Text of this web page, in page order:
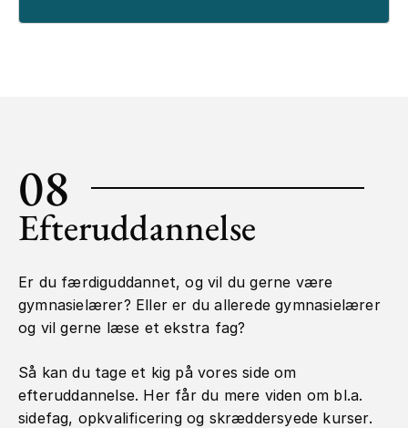
08
Efteruddannelse
Er du færdiguddannet, og vil du gerne være
gymnasielærer? Eller er du allerede gymnasielærer
og vil gerne læse et ekstra fag?
Så kan du tage et kig på vores side om
efteruddannelse. Her får du mere viden om bl.a.
sidefag, opkvalificering og skræddersyede kurser.